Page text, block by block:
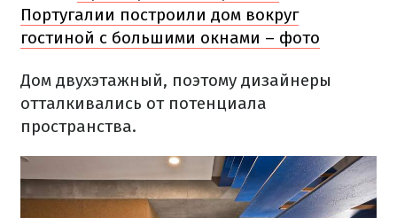
Португалии построили дом вокруг
гостиной с большими окнами – фото
Дом двухэтажный, поэтому дизайнеры
отталкивались от потенциала
пространства.